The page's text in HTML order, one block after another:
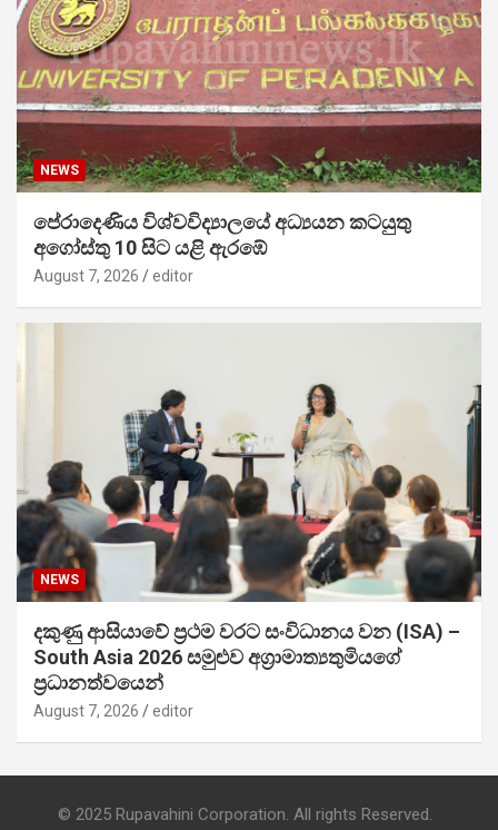
NEWS
පේරාදෙණිය විශ්වවිද්‍යාලයේ අධ්‍යයන කටයුතු
අගෝස්තු 10 සිට යළි ඇරඹේ
August 7, 2026 editor
NEWS
දකුණු ආසියාවේ ප්‍රථම වරට සංවිධානය වන (ISA) –
South Asia 2026 සමුළුව අග්‍රාමාත්‍යතුමියගේ
ප්‍රධානත්වයෙන්
August 7, 2026 editor
© 2025 Rupavahini Corporation. All rights Reserved.